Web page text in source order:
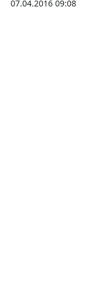
07.04.2016 09:08